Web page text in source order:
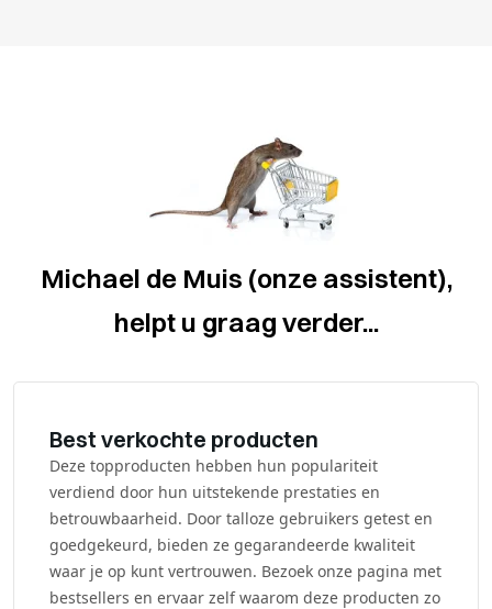
Michael de Muis (onze assistent),
helpt u graag verder...
Best verkochte producten
Deze topproducten hebben hun populariteit
verdiend door hun uitstekende prestaties en
betrouwbaarheid. Door talloze gebruikers getest en
goedgekeurd, bieden ze gegarandeerde kwaliteit
waar je op kunt vertrouwen. Bezoek onze pagina met
bestsellers en ervaar zelf waarom deze producten zo